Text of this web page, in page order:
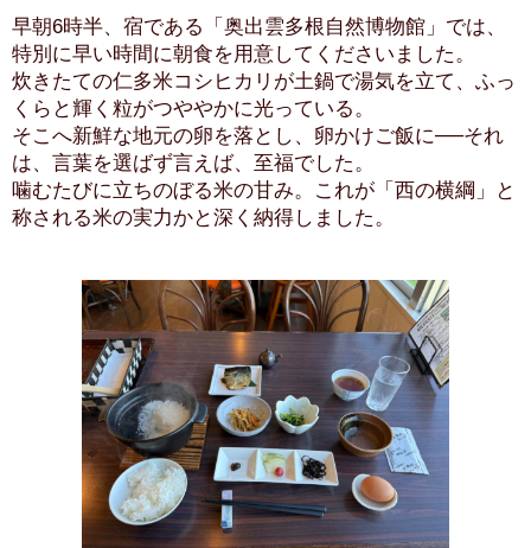
早朝6時半、宿である「奥出雲多根自然博物館」では、
特別に早い時間に朝食を用意してくださいました。
炊きたての仁多米コシヒカリが土鍋で湯気を立て、ふっ
くらと輝く粒がつややかに光っている。
そこへ新鮮な地元の卵を落とし、卵かけご飯に──それ
は、言葉を選ばず言えば、至福でした。
噛むたびに立ちのぼる米の甘み。これが「西の横綱」と
称される米の実力かと深く納得しました。